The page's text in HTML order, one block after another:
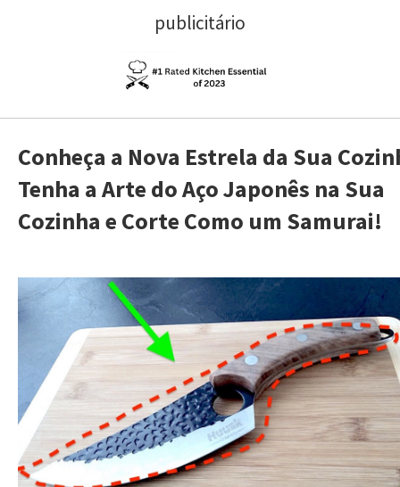
publicitário
Conheça a Nova Estrela da Sua
Tenha a Arte do Aço Japonês na Sua
Cozinha e Corte Como um Samurai!